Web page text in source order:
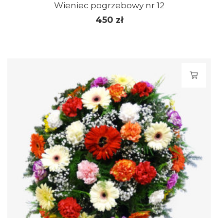
Wieniec pogrzebowy nr 12
450 zł